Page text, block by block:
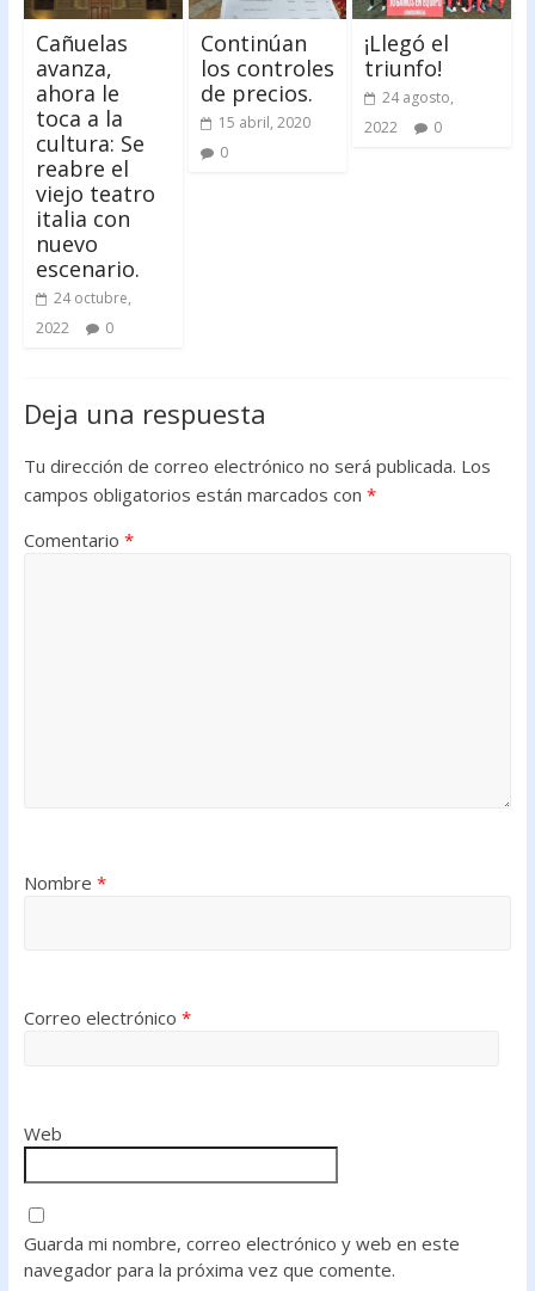
Cañuelas
avanza,
ahora le
toca a la
cultura: Se
reabre el
viejo teatro
italia con
nuevo
escenario.
24 octubre,
2022
0
Continúan
los controles
de precios.
15 abril, 2020
0
¡Llegó el
triunfo!
24 agosto,
2022
0
Deja una respuesta
Tu dirección de correo electrónico no será publicada. Los
campos obligatorios están marcados con *
Comentario *
Nombre *
Correo electrónico *
Web
Guarda mi nombre, correo electrónico y web en este
navegador para la próxima vez que comente.